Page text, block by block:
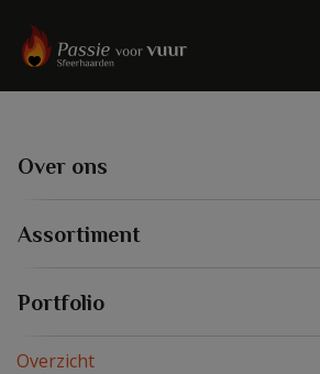
Over ons
Assortiment
Portfolio
Overzicht